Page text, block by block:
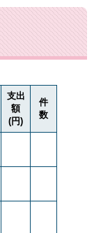
支出
額
(円)
件
数